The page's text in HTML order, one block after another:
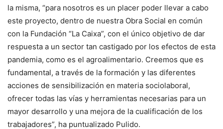
la misma, “para nosotros es un placer poder llevar a cabo
este proyecto, dentro de nuestra Obra Social en común
con la Fundación “La Caixa”, con el único objetivo de dar
respuesta a un sector tan castigado por los efectos de esta
pandemia, como es el agroalimentario. Creemos que es
fundamental, a través de la formación y las diferentes
acciones de sensibilización en materia sociolaboral,
ofrecer todas las vías y herramientas necesarias para un
mayor desarrollo y una mejora de la cualificación de los
trabajadores”, ha puntualizado Pulido.